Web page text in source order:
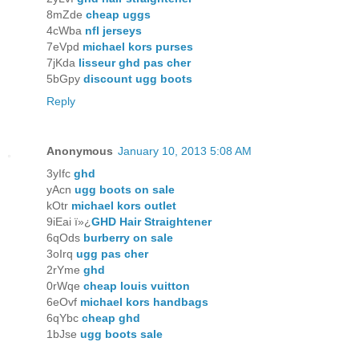
8mZde cheap uggs
4cWba nfl jerseys
7eVpd michael kors purses
7jKda lisseur ghd pas cher
5bGpy discount ugg boots
Reply
Anonymous January 10, 2013 5:08 AM
3yIfc ghd
yAcn ugg boots on sale
kOtr michael kors outlet
9iEai ï»¿GHD Hair Straightener
6qOds burberry on sale
3oIrq ugg pas cher
2rYme ghd
0rWqe cheap louis vuitton
6eOvf michael kors handbags
6qYbc cheap ghd
1bJse ugg boots sale